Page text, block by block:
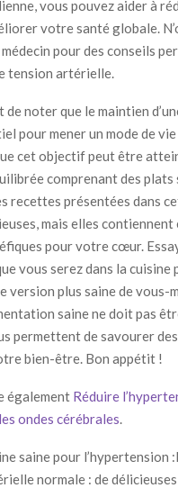
vous pouvez aider à
votre santé globale.
pour des conseils
tension artérielle.
de noter que le maintien
pour mener un mode de
cet objectif peut être
comprenant des plats
recettes présentées dans
mais elles contiennent
pour votre cœur.
vous serez dans la cuisine
version plus saine de vous-
saine ne doit pas
permettent de savourer
bien-être. Bon appétit !
également Réduire
ondes cérébrales
saine pour l’hypertension
normale : de